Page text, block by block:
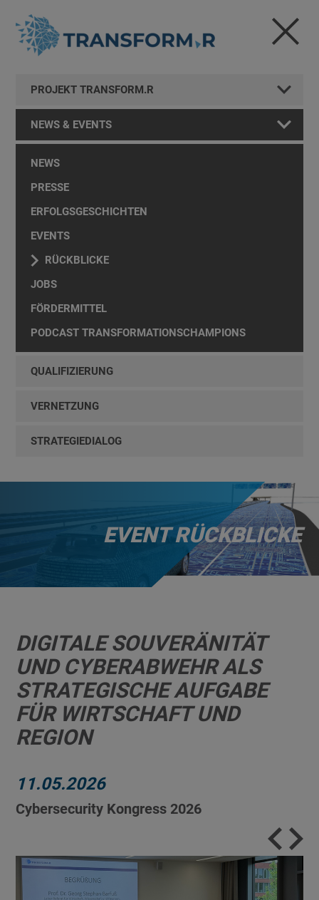
PROJEKT TRANSFORM.R
NEWS & EVENTS
NEWS
PRESSE
ERFOLGSGESCHICHTEN
EVENTS
RÜCKBLICKE
JOBS
FÖRDERMITTEL
PODCAST TRANSFORMATIONSCHAMPIONS
QUALIFIZIERUNG
VERNETZUNG
STRATEGIEDIALOG
EVENT RÜCKBLICKE
DIGITALE SOUVERÄNITÄT
UND CYBERABWEHR ALS
STRATEGISCHE AUFGABE
FÜR WIRTSCHAFT UND
REGION
11.05.2026
Cybersecurity Kongress 2026